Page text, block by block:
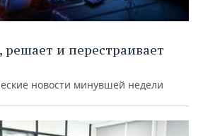
и перестраивает
новости минувшей недели